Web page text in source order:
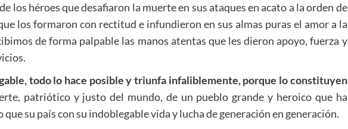
los héroes que desafiaron la muerte en sus ataques en acato a la orden de
los formaron con rectitud e infundieron en sus almas puras el amor a la
de forma palpable las manos atentas que les dieron apoyo, fuerza y
todo lo hace posible y triunfa infaliblemente, porque lo constituyen
patriótico y justo del mundo, de un pueblo grande y heroico que ha
su país con su indoblegable vida y lucha de generación en generación.